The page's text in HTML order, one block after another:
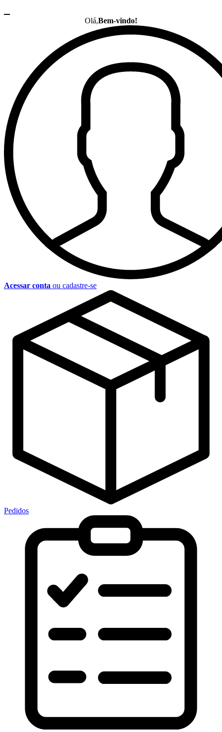
Olá,Bem-vindo!
Acessar conta ou cadastre-se
Pedidos